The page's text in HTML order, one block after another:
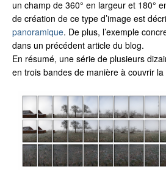
un champ de 360° en largeur et 180°
de création de ce type d’image est
panoramique. De plus, l’exemple
dans un précédent article du blog.
En résumé, une série de plusieurs
en trois bandes de manière à couvrir